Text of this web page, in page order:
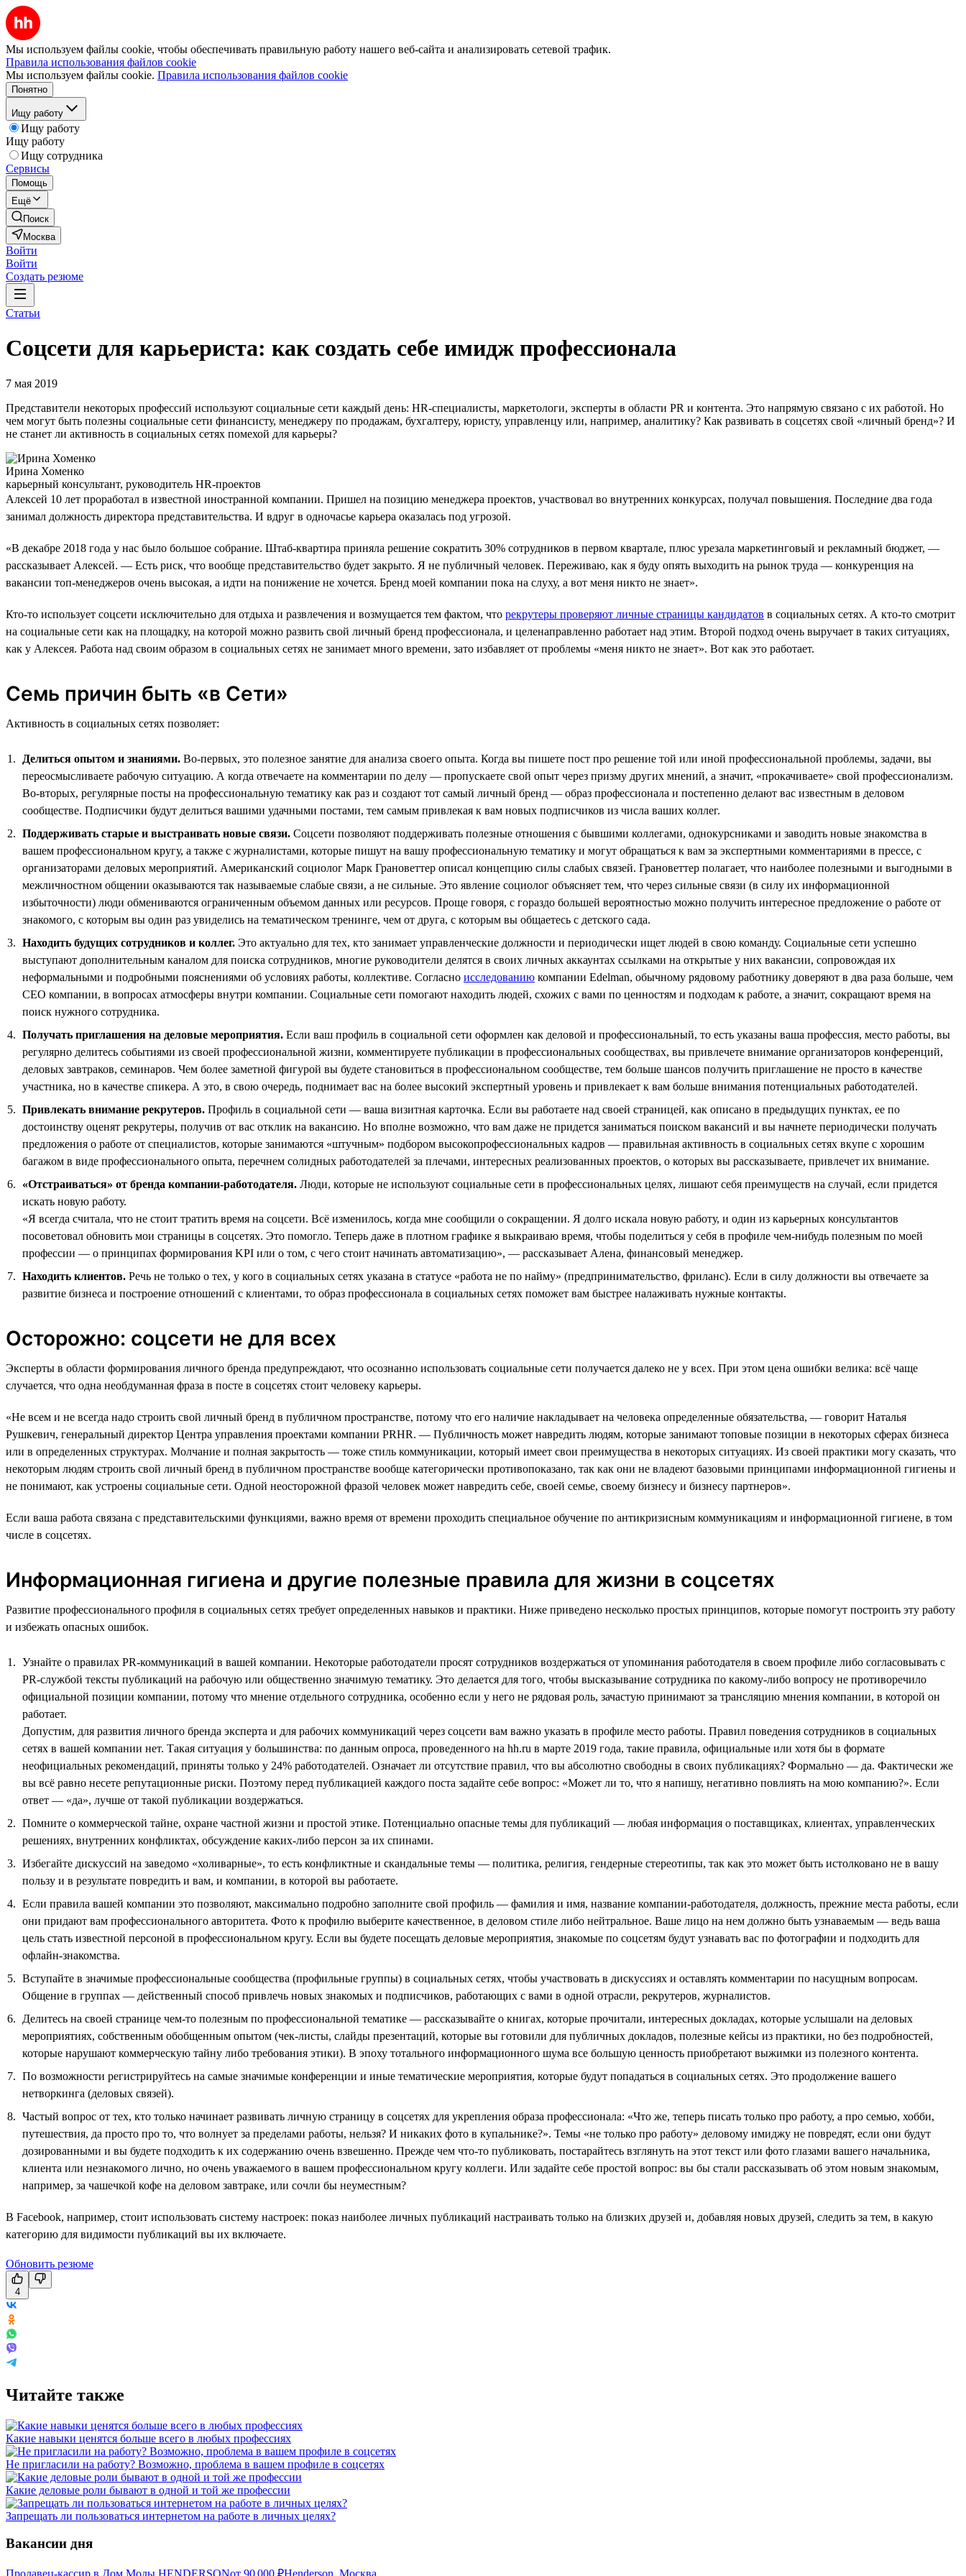
Мы используем файлы cookie, чтобы обеспечивать правильную работу нашего веб-сайта и анализировать сетевой трафик.
Правила использования файлов cookie
Мы используем файлы cookie. Правила использования файлов cookie
Понятно
Ищу работу
Ищу работу
Ищу работу
Ищу сотрудника
Сервисы
Помощь
Ещё
Поиск
Москва
Войти
Войти
Создать резюме
Статьи
Соцсети для карьериста: как создать себе имидж профессионала
7 мая 2019
Представители некоторых профессий используют социальные сети каждый день: HR-специалисты, маркетологи, эксперты в области PR и контента. Это напрямую связано с их работой. Но
чем могут быть полезны социальные сети финансисту, менеджеру по продажам, бухгалтеру, юристу, управленцу или, например, аналитику? Как развивать в соцсетях свой «личный бренд»? И
не станет ли активность в социальных сетях помехой для карьеры?
Ирина Хоменко
карьерный консультант, руководитель HR-проектов
Алексей 10 лет проработал в известной иностранной компании. Пришел на позицию менеджера проектов, участвовал во внутренних конкурсах, получал повышения. Последние два года
занимал должность директора представительства. И вдруг в одночасье карьера оказалась под угрозой.
«В декабре 2018 года у нас было большое собрание. Штаб-квартира приняла решение сократить 30% сотрудников в первом квартале, плюс урезала маркетинговый и рекламный бюджет, —
рассказывает Алексей. — Есть риск, что вообще представительство будет закрыто. Я не публичный человек. Переживаю, как я буду опять выходить на рынок труда — конкуренция на
вакансии топ-менеджеров очень высокая, а идти на понижение не хочется. Бренд моей компании пока на слуху, а вот меня никто не знает».
Кто-то использует соцсети исключительно для отдыха и развлечения и возмущается тем фактом, что рекрутеры проверяют личные страницы кандидатов в социальных сетях. А кто-то смотрит
на социальные сети как на площадку, на которой можно развить свой личный бренд профессионала, и целенаправленно работает над этим. Второй подход очень выручает в таких ситуациях,
как у Алексея. Работа над своим образом в социальных сетях не занимает много времени, зато избавляет от проблемы «меня никто не знает». Вот как это работает.
Семь причин быть «в Сети»
Активность в социальных сетях позволяет:
Делиться опытом и знаниями. Во-первых, это полезное занятие для анализа своего опыта. Когда вы пишете пост про решение той или иной профессиональной проблемы, задачи, вы
переосмысливаете рабочую ситуацию. А когда отвечаете на комментарии по делу — пропускаете свой опыт через призму других мнений, а значит, «прокачиваете» свой профессионализм.
Во-вторых, регулярные посты на профессиональную тематику как раз и создают тот самый личный бренд — образ профессионала и постепенно делают вас известным в деловом
сообществе. Подписчики будут делиться вашими удачными постами, тем самым привлекая к вам новых подписчиков из числа ваших коллег.
Поддерживать старые и выстраивать новые связи. Соцсети позволяют поддерживать полезные отношения с бывшими коллегами, однокурсниками и заводить новые знакомства в
вашем профессиональном кругу, а также с журналистами, которые пишут на вашу профессиональную тематику и могут обращаться к вам за экспертными комментариями в прессе, с
организаторами деловых мероприятий. Американский социолог Марк Грановеттер описал концепцию силы слабых связей. Грановеттер полагает, что наиболее полезными и выгодными в
межличностном общении оказываются так называемые слабые связи, а не сильные. Это явление социолог объясняет тем, что через сильные связи (в силу их информационной
избыточности) люди обмениваются ограниченным объемом данных или ресурсов. Проще говоря, с гораздо большей вероятностью можно получить интересное предложение о работе от
знакомого, с которым вы один раз увиделись на тематическом тренинге, чем от друга, с которым вы общаетесь с детского сада.
Находить будущих сотрудников и коллег. Это актуально для тех, кто занимает управленческие должности и периодически ищет людей в свою команду. Социальные сети успешно
выступают дополнительным каналом для поиска сотрудников, многие руководители делятся в своих личных аккаунтах ссылками на открытые у них вакансии, сопровождая их
неформальными и подробными пояснениями об условиях работы, коллективе. Согласно исследованию компании Edelman, обычному рядовому работнику доверяют в два раза больше, чем
СЕО компании, в вопросах атмосферы внутри компании. Социальные сети помогают находить людей, схожих с вами по ценностям и подходам к работе, а значит, сокращают время на
поиск нужного сотрудника.
Получать приглашения на деловые мероприятия. Если ваш профиль в социальной сети оформлен как деловой и профессиональный, то есть указаны ваша профессия, место работы, вы
регулярно делитесь событиями из своей профессиональной жизни, комментируете публикации в профессиональных сообществах, вы привлечете внимание организаторов конференций,
деловых завтраков, семинаров. Чем более заметной фигурой вы будете становиться в профессиональном сообществе, тем больше шансов получить приглашение не просто в качестве
участника, но в качестве спикера. А это, в свою очередь, поднимает вас на более высокий экспертный уровень и привлекает к вам больше внимания потенциальных работодателей.
Привлекать внимание рекрутеров. Профиль в социальной сети — ваша визитная карточка. Если вы работаете над своей страницей, как описано в предыдущих пунктах, ее по
достоинству оценят рекрутеры, получив от вас отклик на вакансию. Но вполне возможно, что вам даже не придется заниматься поиском вакансий и вы начнете периодически получать
предложения о работе от специалистов, которые занимаются «штучным» подбором высокопрофессиональных кадров — правильная активность в социальных сетях вкупе с хорошим
багажом в виде профессионального опыта, перечнем солидных работодателей за плечами, интересных реализованных проектов, о которых вы рассказываете, привлечет их внимание.
«Отстраиваться» от бренда компании-работодателя. Люди, которые не используют социальные сети в профессиональных целях, лишают себя преимуществ на случай, если придется
искать новую работу.
«Я всегда считала, что не стоит тратить время на соцсети. Всё изменилось, когда мне сообщили о сокращении. Я долго искала новую работу, и один из карьерных консультантов
посоветовал обновить мои страницы в соцсетях. Это помогло. Теперь даже в плотном графике я выкраиваю время, чтобы поделиться у себя в профиле чем-нибудь полезным по моей
профессии — о принципах формирования KPI или о том, с чего стоит начинать автоматизацию», — рассказывает Алена, финансовый менеджер.
Находить клиентов. Речь не только о тех, у кого в социальных сетях указана в статусе «работа не по найму» (предпринимательство, фриланс). Если в силу должности вы отвечаете за
развитие бизнеса и построение отношений с клиентами, то образ профессионала в социальных сетях поможет вам быстрее налаживать нужные контакты.
Осторожно: соцсети не для всех
Эксперты в области формирования личного бренда предупреждают, что осознанно использовать социальные сети получается далеко не у всех. При этом цена ошибки велика: всё чаще
случается, что одна необдуманная фраза в посте в соцсетях стоит человеку карьеры.
«Не всем и не всегда надо строить свой личный бренд в публичном пространстве, потому что его наличие накладывает на человека определенные обязательства, — говорит Наталья
Рушкевич, генеральный директор Центра управления проектами компании PRHR. — Публичность может навредить людям, которые занимают топовые позиции в некоторых сферах бизнеса
или в определенных структурах. Молчание и полная закрытость — тоже стиль коммуникации, который имеет свои преимущества в некоторых ситуациях. Из своей практики могу сказать, что
некоторым людям строить свой личный бренд в публичном пространстве вообще категорически противопоказано, так как они не владеют базовыми принципами информационной гигиены и
не понимают, как устроены социальные сети. Одной неосторожной фразой человек может навредить себе, своей семье, своему бизнесу и бизнесу партнеров».
Если ваша работа связана с представительскими функциями, важно время от времени проходить специальное обучение по антикризисным коммуникациям и информационной гигиене, в том
числе в соцсетях.
Информационная гигиена и другие полезные правила для жизни в соцсетях
Развитие профессионального профиля в социальных сетях требует определенных навыков и практики. Ниже приведено несколько простых принципов, которые помогут построить эту работу
и избежать опасных ошибок.
Узнайте о правилах PR-коммуникаций в вашей компании. Некоторые работодатели просят сотрудников воздержаться от упоминания работодателя в своем профиле либо согласовывать с
PR-службой тексты публикаций на рабочую или общественно значимую тематику. Это делается для того, чтобы высказывание сотрудника по какому-либо вопросу не противоречило
официальной позиции компании, потому что мнение отдельного сотрудника, особенно если у него не рядовая роль, зачастую принимают за трансляцию мнения компании, в которой он
работает.
Допустим, для развития личного бренда эксперта и для рабочих коммуникаций через соцсети вам важно указать в профиле место работы. Правил поведения сотрудников в социальных
сетях в вашей компании нет. Такая ситуация у большинства: по данным опроса, проведенного на hh.ru в марте 2019 года, такие правила, официальные или хотя бы в формате
неофициальных рекомендаций, приняты только у 24% работодателей. Означает ли отсутствие правил, что вы абсолютно свободны в своих публикациях? Формально — да. Фактически же
вы всё равно несете репутационные риски. Поэтому перед публикацией каждого поста задайте себе вопрос: «Может ли то, что я напишу, негативно повлиять на мою компанию?». Если
ответ — «да», лучше от такой публикации воздержаться.
Помните о коммерческой тайне, охране частной жизни и простой этике. Потенциально опасные темы для публикаций — любая информация о поставщиках, клиентах, управленческих
решениях, внутренних конфликтах, обсуждение каких-либо персон за их спинами.
Избегайте дискуссий на заведомо «холиварные», то есть конфликтные и скандальные темы — политика, религия, гендерные стереотипы, так как это может быть истолковано не в вашу
пользу и в результате повредить и вам, и компании, в которой вы работаете.
Если правила вашей компании это позволяют, максимально подробно заполните свой профиль — фамилия и имя, название компании-работодателя, должность, прежние места работы, если
они придают вам профессионального авторитета. Фото к профилю выберите качественное, в деловом стиле либо нейтральное. Ваше лицо на нем должно быть узнаваемым — ведь ваша
цель стать известной персоной в профессиональном кругу. Если вы будете посещать деловые мероприятия, знакомые по соцсетям будут узнавать вас по фотографии и подходить для
офлайн-знакомства.
Вступайте в значимые профессиональные сообщества (профильные группы) в социальных сетях, чтобы участвовать в дискуссиях и оставлять комментарии по насущным вопросам.
Общение в группах — действенный способ привлечь новых знакомых и подписчиков, работающих с вами в одной отрасли, рекрутеров, журналистов.
Делитесь на своей странице чем-то полезным по профессиональной тематике — рассказывайте о книгах, которые прочитали, интересных докладах, которые услышали на деловых
мероприятиях, собственным обобщенным опытом (чек-листы, слайды презентаций, которые вы готовили для публичных докладов, полезные кейсы из практики, но без подробностей,
которые нарушают коммерческую тайну либо требования этики). В эпоху тотального информационного шума все большую ценность приобретают выжимки из полезного контента.
По возможности регистрируйтесь на самые значимые конференции и иные тематические мероприятия, которые будут попадаться в социальных сетях. Это продолжение вашего
нетворкинга (деловых связей).
Частый вопрос от тех, кто только начинает развивать личную страницу в соцсетях для укрепления образа профессионала: «Что же, теперь писать только про работу, а про семью, хобби,
путешествия, да просто про то, что волнует за пределами работы, нельзя? И никаких фото в купальнике?». Темы «не только про работу» деловому имиджу не повредят, если они будут
дозированными и вы будете подходить к их содержанию очень взвешенно. Прежде чем что-то публиковать, постарайтесь взглянуть на этот текст или фото глазами вашего начальника,
клиента или незнакомого лично, но очень уважаемого в вашем профессиональном кругу коллеги. Или задайте себе простой вопрос: вы бы стали рассказывать об этом новым знакомым,
например, за чашечкой кофе на деловом завтраке, или сочли бы неуместным?
В Facebook, например, стоит использовать систему настроек: показ наиболее личных публикаций настраивать только на близких друзей и, добавляя новых друзей, следить за тем, в какую
категорию для видимости публикаций вы их включаете.
Обновить резюме
4
Читайте также
Какие навыки ценятся больше всего в любых профессиях
Не пригласили на работу? Возможно, проблема в вашем профиле в соцсетях
Какие деловые роли бывают в одной и той же профессии
Запрещать ли пользоваться интернетом на работе в личных целях?
Вакансии дня